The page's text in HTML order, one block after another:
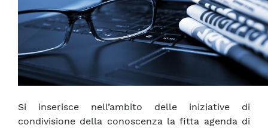
Si inserisce nell’ambito delle iniziative di
condivisione della conoscenza la fitta agenda di